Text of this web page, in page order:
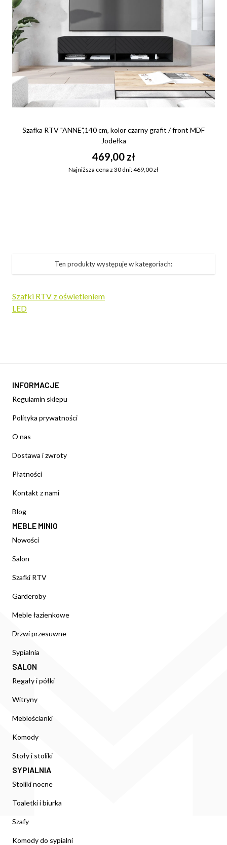
Szafka RTV "ANNE",140 cm, kolor czarny grafit / front MDF
Jodełka
469,00 zł
Najniższa cena z 30 dni: 469,00 zł
Ten produkty występuje w kategoriach:
Szafki RTV z oświetleniem
LED
INFORMACJE
Regulamin sklepu
Polityka prywatności
O nas
Dostawa i zwroty
Płatności
Kontakt z nami
Blog
MEBLE MINIO
Nowości
Salon
Szafki RTV
Garderoby
Meble łazienkowe
Drzwi przesuwne
Sypialnia
SALON
Regały i półki
Witryny
Meblościanki
Komody
Stoły i stoliki
SYPIALNIA
Stoliki nocne
Toaletki i biurka
Szafy
Komody do sypialni